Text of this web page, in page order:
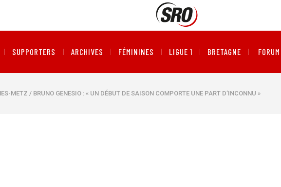
SUPPORTERS ARCHIVES FÉMININES LIGUE 1 BRETAGNE FORUM
METZ / BRUNO GENESIO : « UN DÉBUT DE SAISON COMPORTE UNE PART D’INCONNU »